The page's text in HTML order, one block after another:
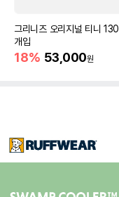
그리니즈 오리지널 티니 130
개입
18% 53,000원